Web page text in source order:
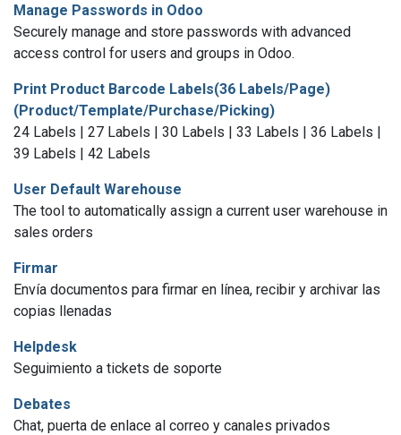
Manage Passwords in Odoo
Securely manage and store passwords with advanced
access control for users and groups in Odoo.
Print Product Barcode Labels(36 Labels/Page)
(Product/Template/Purchase/Picking)
24 Labels | 27 Labels | 30 Labels | 33 Labels | 36 Labels |
39 Labels | 42 Labels
User Default Warehouse
The tool to automatically assign a current user warehouse in
sales orders
Firmar
Envía documentos para firmar en línea, recibir y archivar las
copias llenadas
Helpdesk
Seguimiento a tickets de soporte
Debates
Chat, puerta de enlace al correo y canales privados